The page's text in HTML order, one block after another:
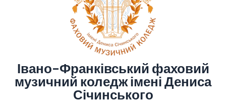
Івано-Франківський фаховий
музичний коледж імені Дениса
Січинського